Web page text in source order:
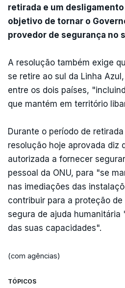
retirada e um
objetivo de tornar o
provedor de segurança no
A resolução também exige
se retire ao sul da Linha
entre os dois países,
que mantém em território
Durante o período de
resolução hoje aprovada diz
autorizada a fornecer
pessoal da ONU, para "se
nas imediações das
contribuir para a proteção
segura de ajuda humanitária
das suas capacidades".
(com agências)
TÓPICOS